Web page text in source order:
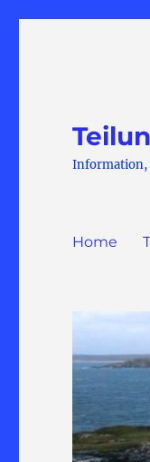
Information,
Home